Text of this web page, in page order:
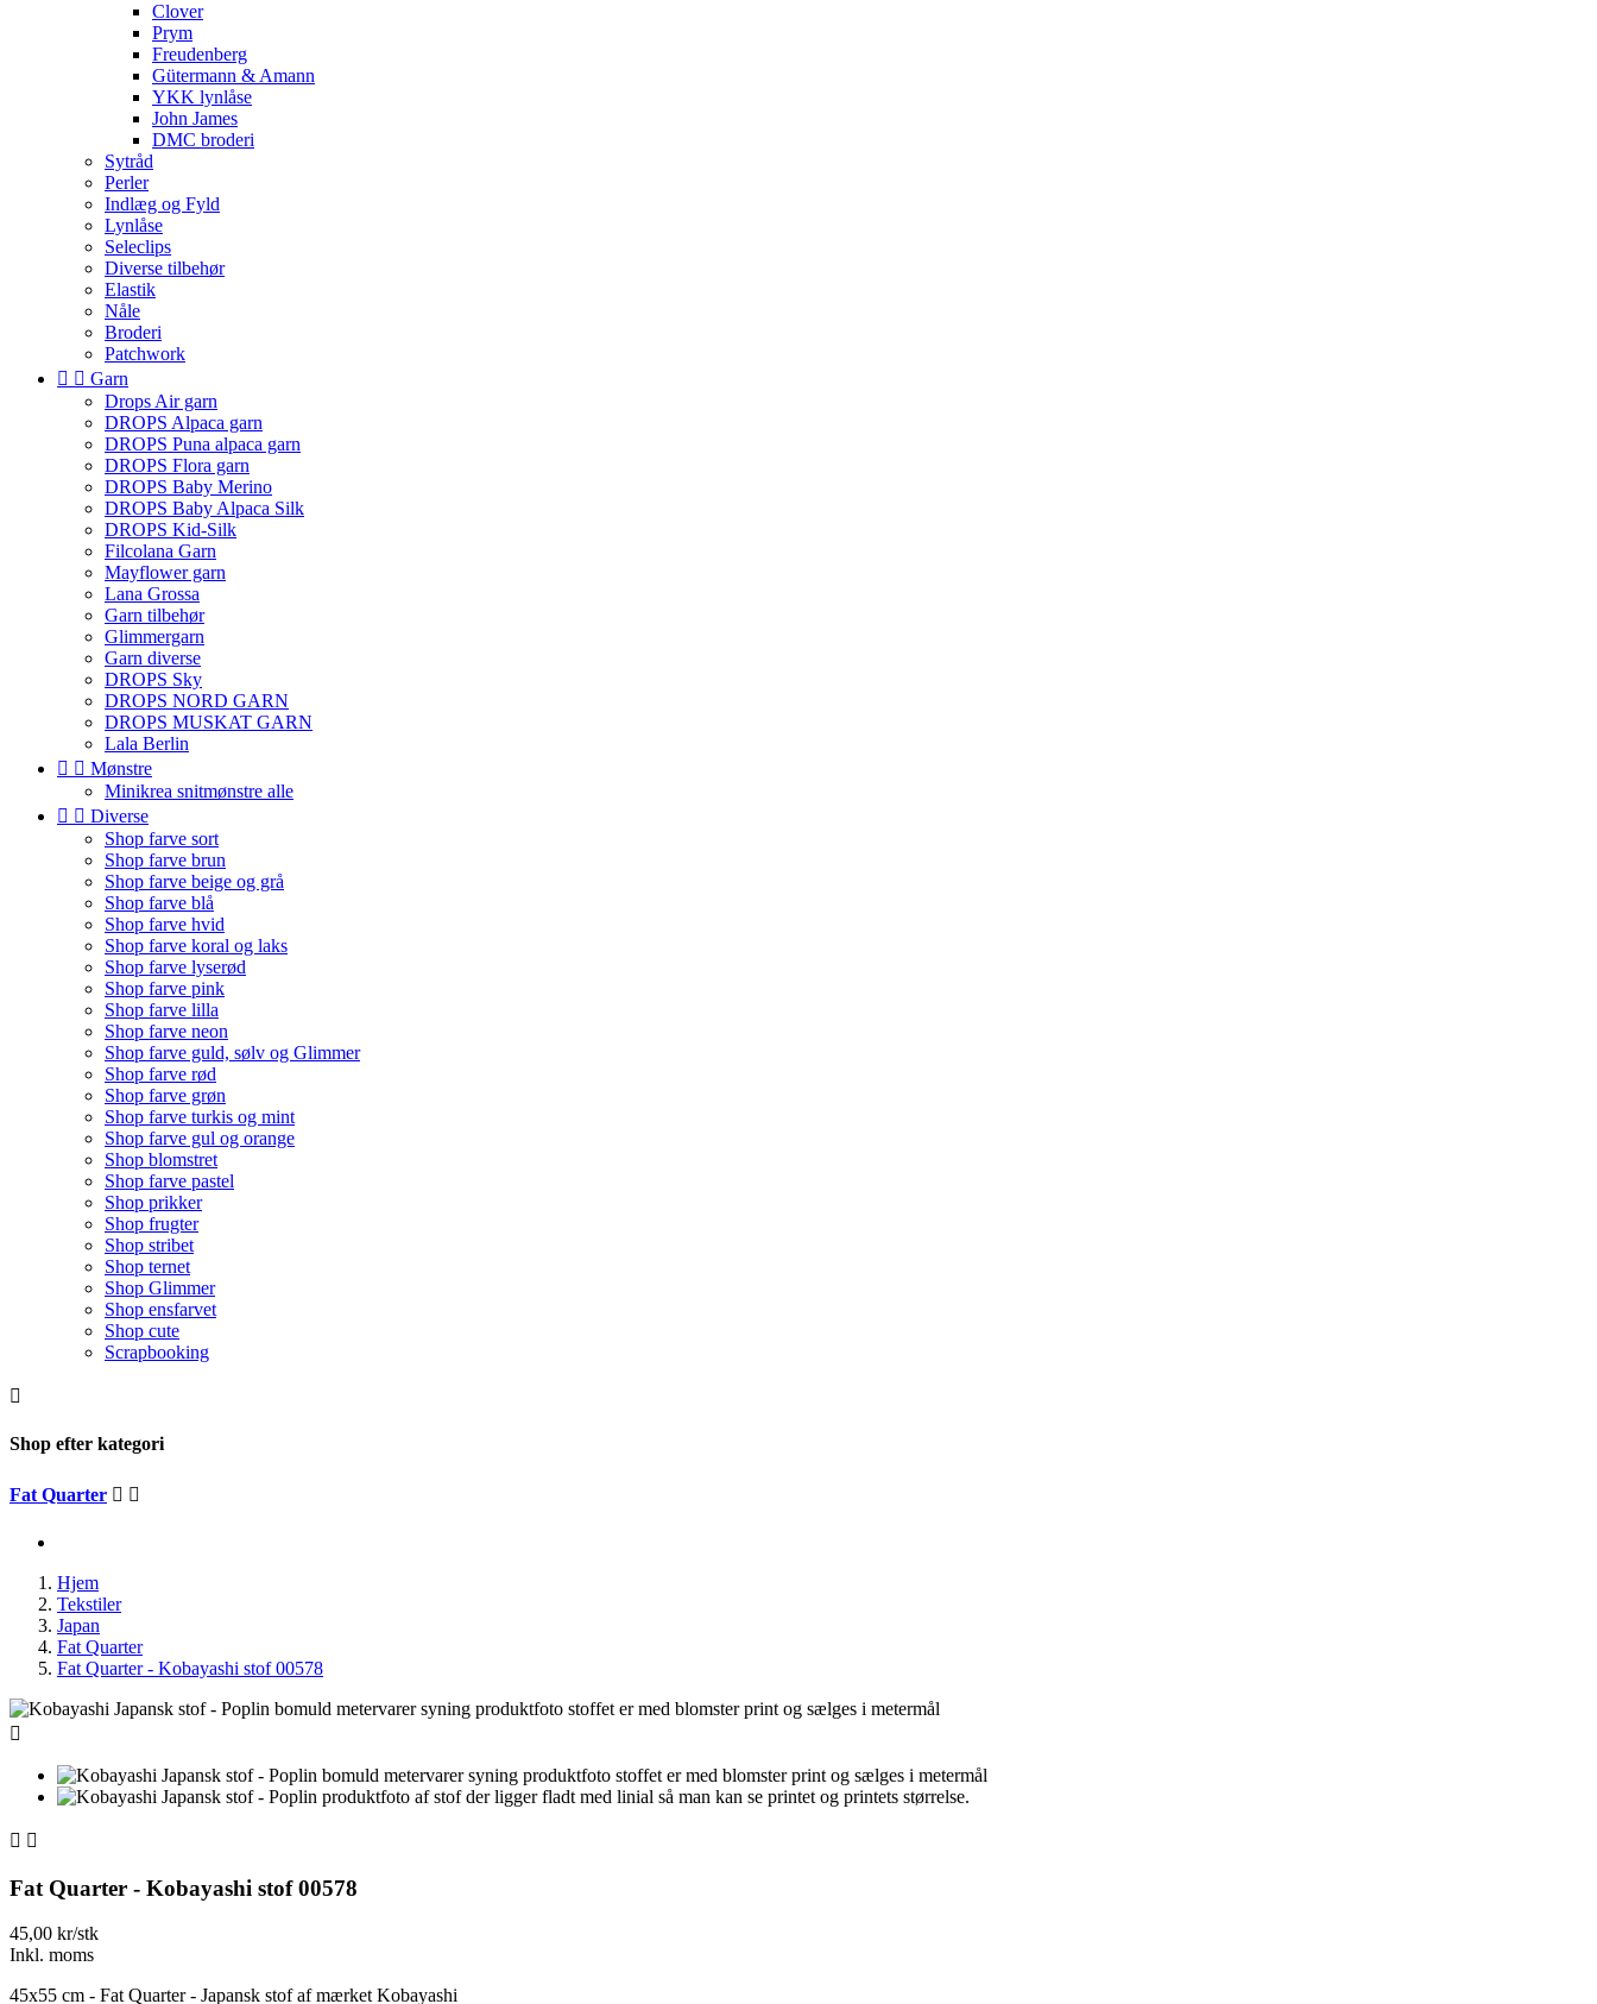
Clover
Prym
Freudenberg
Gütermann & Amann
YKK lynlåse
John James
DMC broderi
Sytråd
Perler
Indlæg og Fyld
Lynlåse
Seleclips
Diverse tilbehør
Elastik
Nåle
Broderi
Patchwork
  Garn
Drops Air garn
DROPS Alpaca garn
DROPS Puna alpaca garn
DROPS Flora garn
DROPS Baby Merino
DROPS Baby Alpaca Silk
DROPS Kid-Silk
Filcolana Garn
Mayflower garn
Lana Grossa
Garn tilbehør
Glimmergarn
Garn diverse
DROPS Sky
DROPS NORD GARN
DROPS MUSKAT GARN
Lala Berlin
  Mønstre
Minikrea snitmønstre alle
  Diverse
Shop farve sort
Shop farve brun
Shop farve beige og grå
Shop farve blå
Shop farve hvid
Shop farve koral og laks
Shop farve lyserød
Shop farve pink
Shop farve lilla
Shop farve neon
Shop farve guld, sølv og Glimmer
Shop farve rød
Shop farve grøn
Shop farve turkis og mint
Shop farve gul og orange
Shop blomstret
Shop farve pastel
Shop prikker
Shop frugter
Shop stribet
Shop ternet
Shop Glimmer
Shop ensfarvet
Shop cute
Scrapbooking

Shop efter kategori
Fat Quarter  
Hjem
Tekstiler
Japan
Fat Quarter
Fat Quarter - Kobayashi stof 00578

 
Fat Quarter - Kobayashi stof 00578
45,00 kr/stk
Inkl. moms
45x55 cm - Fat Quarter - Japansk stof af mærket Kobayashi